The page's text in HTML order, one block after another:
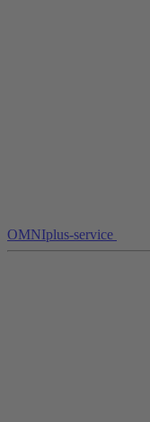
OMNIplus-service